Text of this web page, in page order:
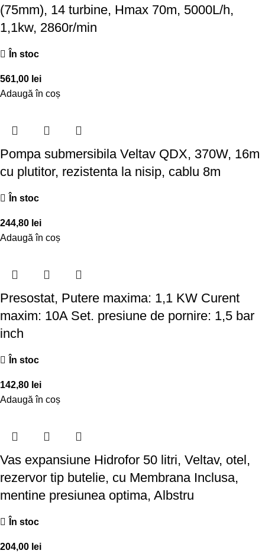
(75mm), 14 turbine, Hmax 70m, 5000L/h,
1,1kw, 2860r/min
În stoc
561,00 lei
Adaugă în coș
Pompa submersibila Veltav QDX, 370W, 16m
cu plutitor, rezistenta la nisip, cablu 8m
În stoc
244,80 lei
Adaugă în coș
Presostat, Putere maxima: 1,1 KW Curent
maxim: 10A Set. presiune de pornire: 1,5 bar
inch
În stoc
142,80 lei
Adaugă în coș
Vas expansiune Hidrofor 50 litri, Veltav, otel,
rezervor tip butelie, cu Membrana Inclusa,
mentine presiunea optima, Albstru
În stoc
204,00 lei